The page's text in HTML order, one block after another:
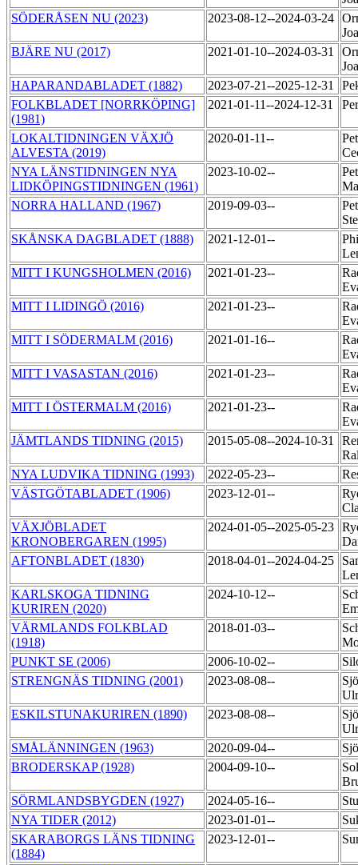
SÖDERÅSEN NU (2023)
2023-08-12--2024-03-24
BJÄRE NU (2017)
2021-01-10--2024-03-31
HAPARANDABLADET (1882)
2023-07-21--2025-12-31
FOLKBLADET [NORRKÖPING]
(1981)
2021-01-11--2024-12-31
LOKALTIDNINGEN VÄXJÖ
ALVESTA (2019)
2020-01-11--
NYA LÄNSTIDNINGEN NYA
LIDKÖPINGSTIDNINGEN (1961)
2023-10-02--
NORRA HALLAND (1967)
2019-09-03--
SKÅNSKA DAGBLADET (1888)
2021-12-01--
MITT I KUNGSHOLMEN (2016)
2021-01-23--
MITT I LIDINGÖ (2016)
2021-01-23--
MITT I SÖDERMALM (2016)
2021-01-16--
MITT I VASASTAN (2016)
2021-01-23--
MITT I ÖSTERMALM (2016)
2021-01-23--
JÄMTLANDS TIDNING (2015)
2015-05-08--2024-10-31
NYA LUDVIKA TIDNING (1993)
2022-05-23--
VÄSTGÖTABLADET (1906)
2023-12-01--
VÄXJÖBLADET
KRONOBERGAREN (1995)
2024-01-05--2025-05-23
AFTONBLADET (1830)
2018-04-01--2024-04-25
KARLSKOGA TIDNING
KURIREN (2020)
2024-10-12--
VÄRMLANDS FOLKBLAD
(1918)
2018-01-03--
PUNKT SE (2006)
2006-10-02--
STRENGNÄS TIDNING (2001)
2023-08-08--
ESKILSTUNAKURIREN (1890)
2023-08-08--
SMÅLÄNNINGEN (1963)
2020-09-04--
BRODERSKAP (1928)
2004-09-10--
SÖRMLANDSBYGDEN (1927)
2024-05-16--
NYA TIDER (2012)
2023-01-01--
SKARABORGS LÄNS TIDNING
(1884)
2023-12-01--